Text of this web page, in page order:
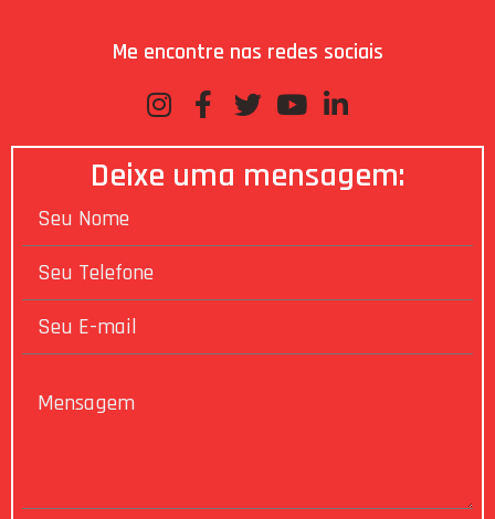
Me encontre nas redes sociais
Deixe uma mensagem: